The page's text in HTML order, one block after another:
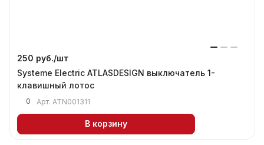
250 руб./шт
Systeme Electric ATLASDESIGN выключатель 1-
клавишный лотос
0 Арт. ATN001311
В корзину